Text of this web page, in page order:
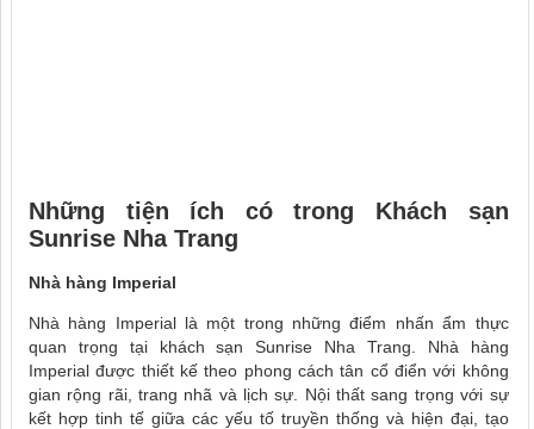
Những tiện ích có trong Khách sạn
Sunrise Nha Trang
Nhà hàng Imperial
Nhà hàng Imperial là một trong những điểm nhấn ẩm thực
quan trọng tại khách sạn Sunrise Nha Trang. Nhà hàng
Imperial được thiết kế theo phong cách tân cổ điển với không
gian rộng rãi, trang nhã và lịch sự. Nội thất sang trọng với sự
kết hợp tinh tế giữa các yếu tố truyền thống và hiện đại, tạo